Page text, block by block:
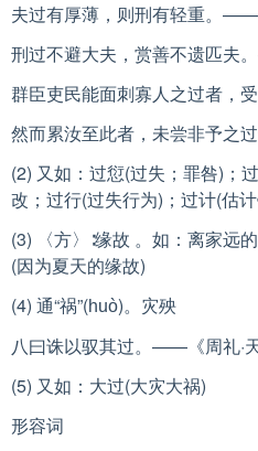
夫过有厚薄，则刑有轻重。——
刑过不避大夫，赏善不遗匹夫
群臣吏民能面刺寡人之过者，
然而累汝至此者，未尝非予之
(2) 又如：过愆(过失；罪咎)；
改；过行(过失行为)；过计(估
(3) 〈方〉∶缘故 。如：离家远
(因为夏天的缘故)
(4) 通“祸”(huò)。灾殃
八曰诛以驭其过。——《周礼·天
(5) 又如：大过(大灾大祸)
形容词